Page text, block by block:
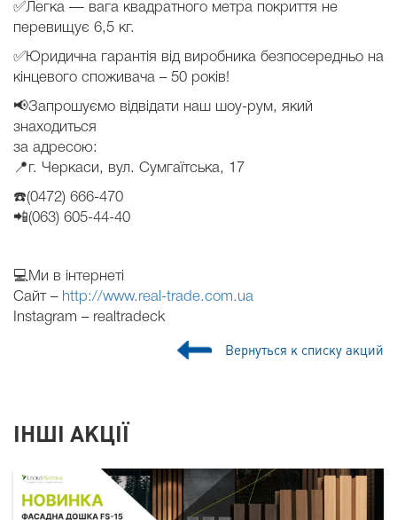
✅Легка — вага квадратного метра покриття не
перевищує 6,5 кг.
✅Юридична гарантія від виробника безпосередньо на
кінцевого споживача – 50 років!
📢Запрошуємо відвідати наш шоу-рум, який
знаходиться
за адресою:
📍г. Черкаси, вул. Сумгаїтська, 17
☎️(0472) 666-470
📲(063) 605-44-40
💻Ми в інтернеті
Сайт – http://www.real-trade.com.ua
Instagram – realtradeck
Вернуться к списку акций
ІНШІ АКЦІЇ